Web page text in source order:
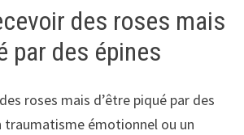
des roses mais
par des épines
roses mais d’être piqué par des
traumatisme émotionnel ou un